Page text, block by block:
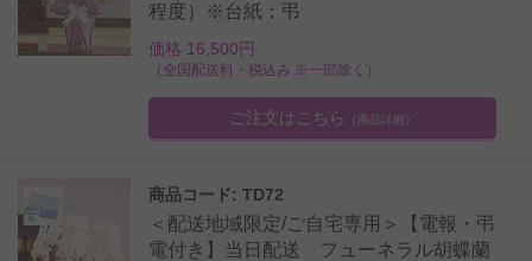
程度）※台紙：弔
価格 16,500円
（全国配送料・税込み ※一部除く）
ご注文はこちら （商品詳細）
商品コード: TD72
＜配送地域限定/ご自宅専用＞【電報・弔
電付き】当日配送 フューネラル胡蝶蘭